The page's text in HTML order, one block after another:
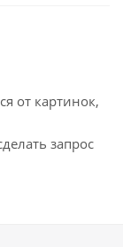
от картинок,
запрос